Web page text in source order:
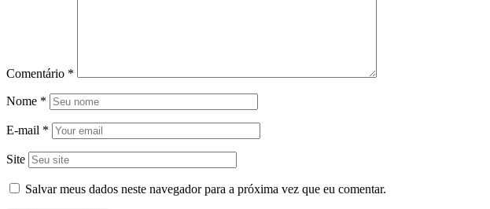
Comentário *
Nome *
E-mail *
Site
Salvar meus dados neste navegador para a próxima vez que eu comentar.